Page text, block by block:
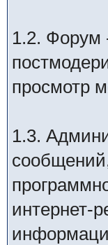
1.2. Форум
просмотр
1.3.
интернет-